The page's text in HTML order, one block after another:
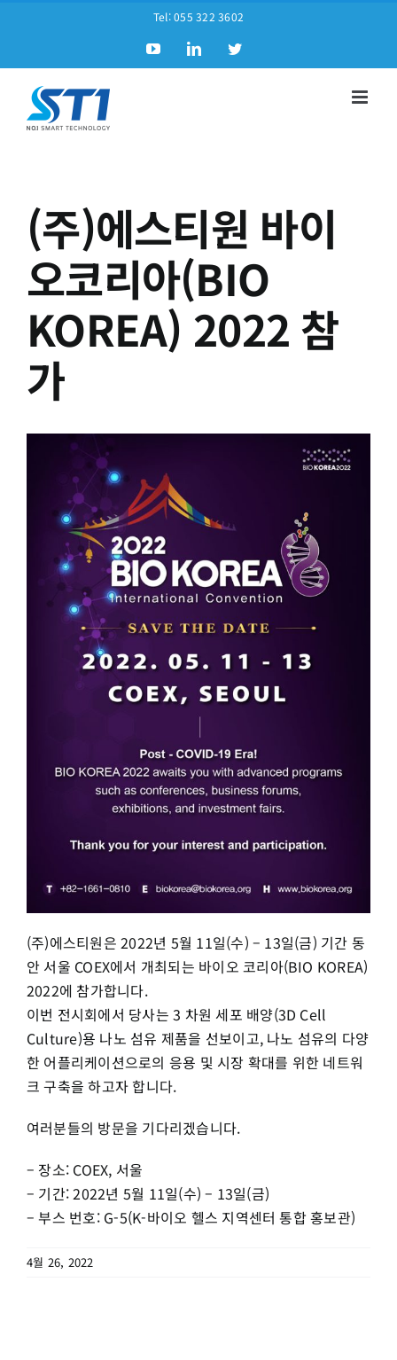
Tel:055 322 3602
(주)에스티원 바이
오코리아(BIO
KOREA) 2022 참
가
(주)에스티원은 2022년 5월 11일(수) – 13일(금) 기간 동
안 서울 COEX에서 개최되는 바이오 코리아(BIO KOREA)
2022에 참가합니다.
이번 전시회에서 당사는 3 차원 세포 배양(3D Cell
Culture)용 나노 섬유 제품을 선보이고, 나노 섬유의 다양
한 어플리케이션으로의 응용 및 시장 확대를 위한 네트워
크 구축을 하고자 합니다.
여러분들의 방문을 기다리겠습니다.
– 장소: COEX, 서울
– 기간: 2022년 5월 11일(수) – 13일(금)
– 부스 번호: G-5(K-바이오 헬스 지역센터 통합 홍보관)
4월 26, 2022